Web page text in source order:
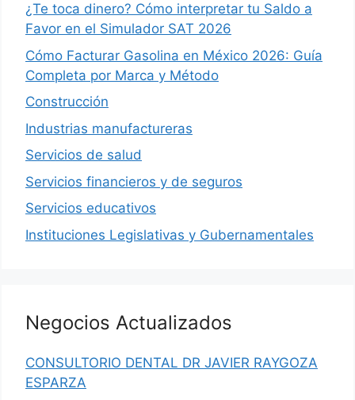
¿Te toca dinero? Cómo interpretar tu Saldo a
Favor en el Simulador SAT 2026
Cómo Facturar Gasolina en México 2026: Guía
Completa por Marca y Método
Construcción
Industrias manufactureras
Servicios de salud
Servicios financieros y de seguros
Servicios educativos
Instituciones Legislativas y Gubernamentales
Negocios Actualizados
CONSULTORIO DENTAL DR JAVIER RAYGOZA
ESPARZA